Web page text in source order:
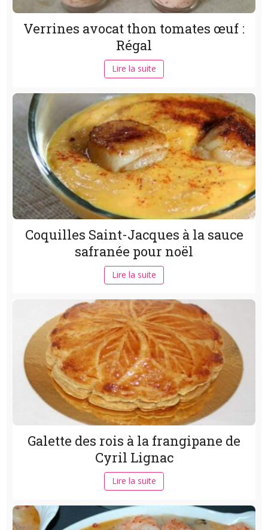
Verrines avocat thon tomates œuf :
Régal
Lire la suite
Coquilles Saint-Jacques à la sauce
safranée pour noël
Lire la suite
Galette des rois à la frangipane de
Cyril Lignac
Lire la suite